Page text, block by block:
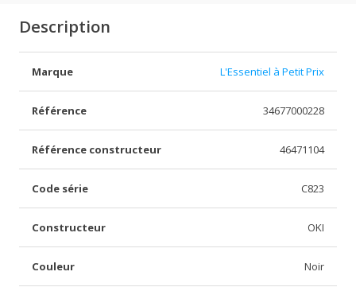
Description
Marque L'Essentiel à Petit Prix
Référence 34677000228
Référence constructeur 46471104
Code série C823
Constructeur OKI
Couleur Noir